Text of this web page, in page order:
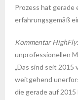
Prozess hat gerade
erfahrungsgemäß
Kommentar HighFly
unprofessionellen
„Das sind seit
weitgehend
die gerade auf